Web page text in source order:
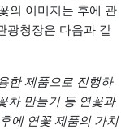
의 이미지는 후에 관
광청장은 다음과 같
한 제품으로 진행하
차 만들기 등 연꽃과
에 연꽃 제품의 가치